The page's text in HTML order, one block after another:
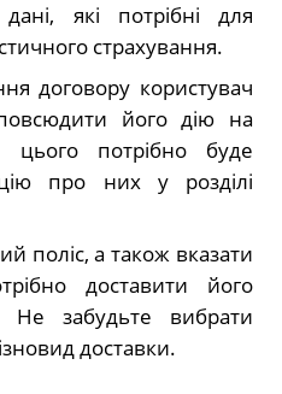
які потрібні для
страхування.
договору користувач
його дію на
цього потрібно буде
про них у розділі
поліс, а також вказати
доставити його
Не забудьте вибрати
доставки.